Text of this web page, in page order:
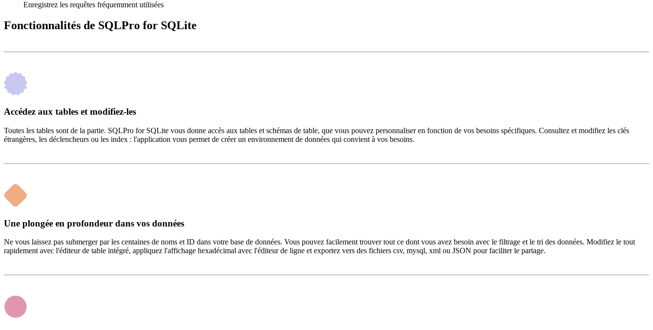
Enregistrez les requêtes fréquemment utilisées
Fonctionnalités de SQLPro for SQLite
Accédez aux tables et modifiez-les
Toutes les tables sont de la partie. SQLPro for SQLite vous donne accès aux tables et schémas de table, que vous pouvez personnaliser en fonction de vos besoins spécifiques. Consultez et modifiez les clés
étrangères, les déclencheurs ou les index : l'application vous permet de créer un environnement de données qui convient à vos besoins.
Une plongée en profondeur dans vos données
Ne vous laissez pas submerger par les centaines de noms et ID dans votre base de données. Vous pouvez facilement trouver tout ce dont vous avez besoin avec le filtrage et le tri des données. Modifiez le tout
rapidement avec l'éditeur de table intégré, appliquez l'affichage hexadécimal avec l'éditeur de ligne et exportez vers des fichiers csv, mysql, xml ou JSON pour faciliter le partage.